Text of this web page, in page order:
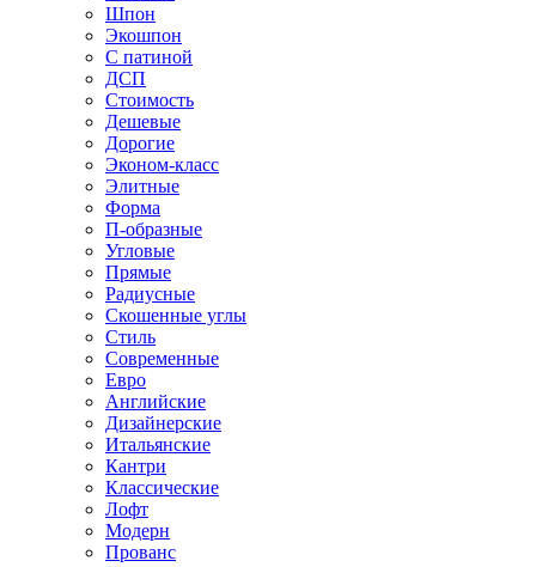
Шпон
Экошпон
С патиной
ДСП
Стоимость
Дешевые
Дорогие
Эконом-класс
Элитные
Форма
П-образные
Угловые
Прямые
Радиусные
Скошенные углы
Стиль
Современные
Евро
Английские
Дизайнерские
Итальянские
Кантри
Классические
Лофт
Модерн
Прованс